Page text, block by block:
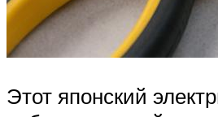
Этот японский